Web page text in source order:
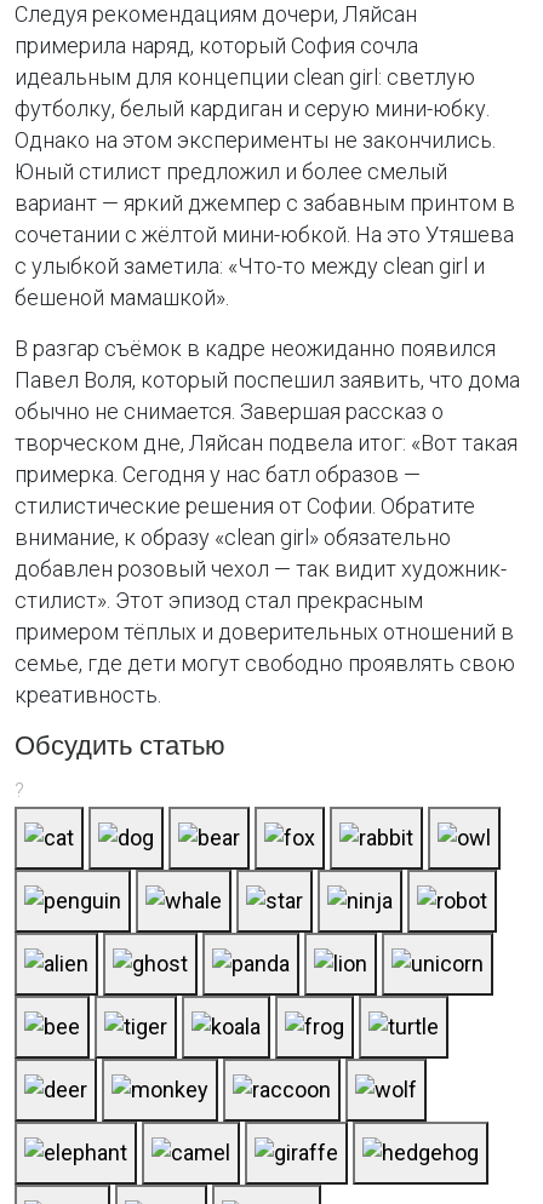
Следуя рекомендациям дочери, Ляйсан
примерила наряд, который София сочла
идеальным для концепции clean girl: светлую
футболку, белый кардиган и серую мини-юбку.
Однако на этом эксперименты не закончились.
Юный стилист предложил и более смелый
вариант — яркий джемпер с забавным принтом в
сочетании с жёлтой мини-юбкой. На это Утяшева
с улыбкой заметила: «Что-то между clean girl и
бешеной мамашкой».
В разгар съёмок в кадре неожиданно появился
Павел Воля, который поспешил заявить, что дома
обычно не снимается. Завершая рассказ о
творческом дне, Ляйсан подвела итог: «Вот такая
примерка. Сегодня у нас батл образов —
стилистические решения от Софии. Обратите
внимание, к образу «clean girl» обязательно
добавлен розовый чехол — так видит художник-
стилист». Этот эпизод стал прекрасным
примером тёплых и доверительных отношений в
семье, где дети могут свободно проявлять свою
креативность.
Обсудить статью
?